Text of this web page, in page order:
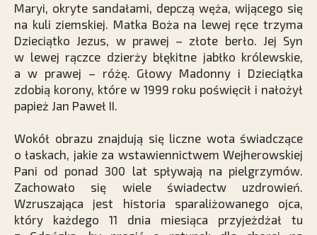
Maryi, okryte sandałami, depczą węża, wijącego się
na kuli ziemskiej. Matka Boża na lewej ręce trzyma
Dzieciątko Jezus, w prawej – złote berło. Jej Syn
w lewej rączce dzierży błękitne jabłko królewskie,
a w prawej – różę. Głowy Madonny i Dzieciątka
zdobią korony, które w 1999 roku poświęcił i nałożył
papież Jan Paweł II.
Wokół obrazu znajdują się liczne wota świadczące
o łaskach, jakie za wstawiennictwem Wejherowskiej
Pani od ponad 300 lat spływają na pielgrzymów.
Zachowało się wiele świadectw uzdrowień.
Wzruszająca jest historia sparaliżowanego ojca,
który każdego 11 dnia miesiąca przyjeżdżał tu